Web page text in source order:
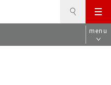
メ
ニ
ュ
menu